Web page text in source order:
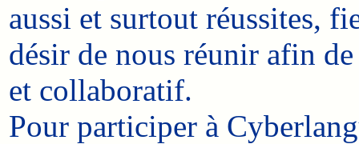
aussi et surtout réussites,
désir de nous réunir afin
et collaboratif.
Pour participer à